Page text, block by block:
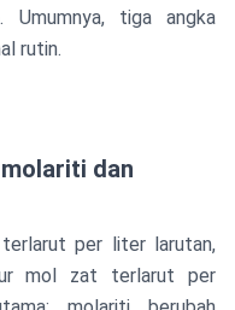
Umumnya, tiga angka
rutin.
dan
per liter larutan,
mol zat terlarut per